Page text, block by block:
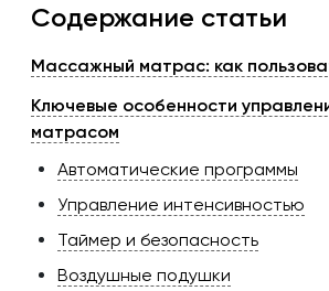
Содержание статьи
Массажный матрас: как
Ключевые особенности
матрасом
Автоматические программы
Управление интенсивностью
Таймер и безопасность
Воздушные подушки